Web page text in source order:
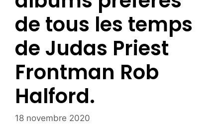
de tous les temps
de Judas Priest
Frontman Rob
Halford.
18 novembre 2020